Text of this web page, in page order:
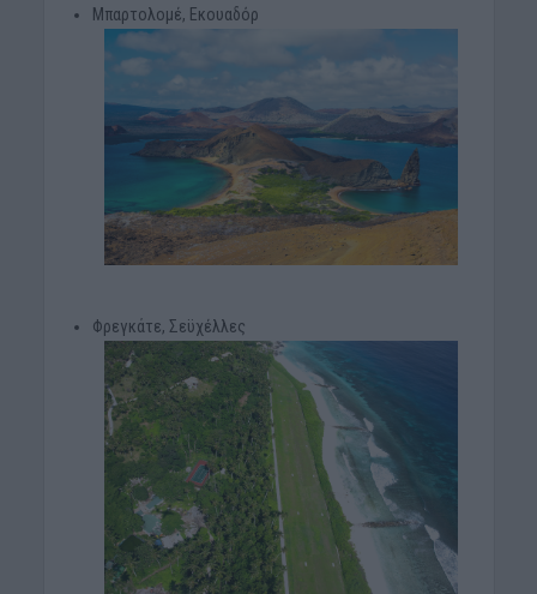
Μπαρτολομέ, Εκουαδόρ
Φρεγκάτε, Σεϋχέλλες